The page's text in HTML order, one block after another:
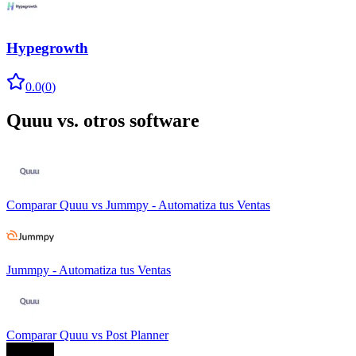
Hypegrowth
0.0(0)
Quuu vs. otros software
Comparar Quuu vs Jummpy - Automatiza tus Ventas
Jummpy - Automatiza tus Ventas
Comparar Quuu vs Post Planner